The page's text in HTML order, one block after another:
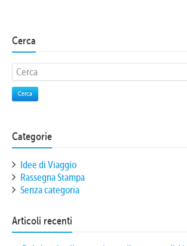
Cerca
Cerca
Categorie
Idee di Viaggio
Rassegna Stampa
Senza categoria
Articoli recenti